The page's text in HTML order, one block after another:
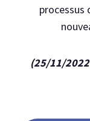
processus
(25/11/